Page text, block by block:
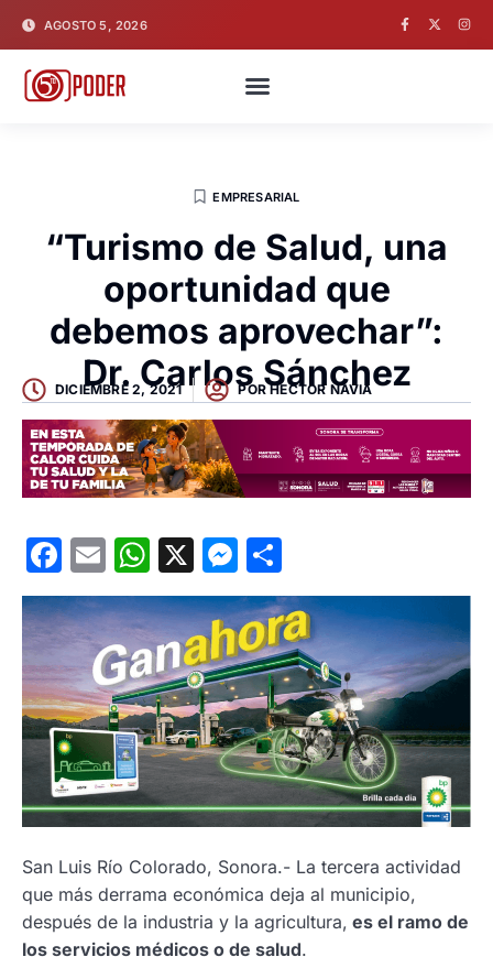
AGOSTO 5, 2026
EMPRESARIAL
“Turismo de Salud, una
oportunidad que
debemos aprovechar”:
Dr. Carlos Sánchez
DICIEMBRE 2, 2021 PORHECTOR NAVIA
Facebook
EmailWhatsApp
X Messenger
San Luis Río Colorado, Sonora.- La tercera actividad
que más derrama económica deja al municipio,
después de la industria y la agricultura, es el ramo de
los servicios médicos o de salud.